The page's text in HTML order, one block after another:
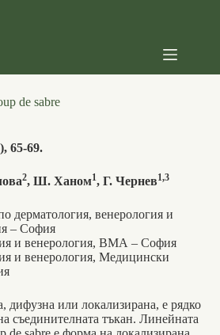
de sabre
65-69.
2, Ш. Ханом1, Г. Чернев1,3
дерматология, венерология и
– София
и венерология, ВМА – София
и венерология, Медицински
дифузна или локализирана, е рядко
съединителната тъкан. Линейната